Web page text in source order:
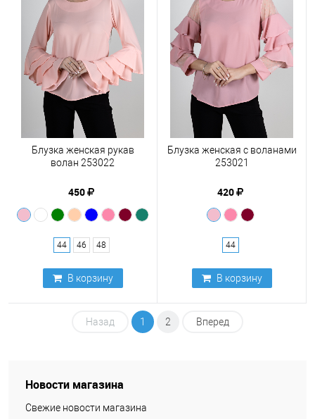
Блузка женская рукав
волан 253022
450
44 46 48
В корзину
Блузка женская с воланами
253021
420
44
В корзину
Назад 1 2 Вперед
Новости магазина
Свежие новости магазина